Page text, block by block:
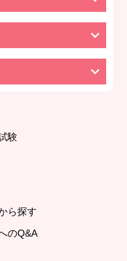
験
ら探す
のQ&A